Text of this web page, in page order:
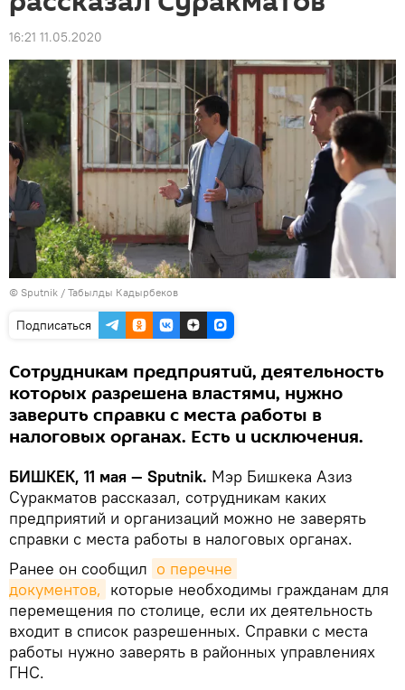
16:21 11.05.2020
© Sputnik / Табылды Кадырбеков
Подписаться
Сотрудникам предприятий, деятельность
которых разрешена властями, нужно
заверить справки с места работы в
налоговых органах. Есть и исключения.
БИШКЕК, 11 мая — Sputnik. Мэр Бишкека Азиз
Суракматов рассказал, сотрудникам каких
предприятий и организаций можно не заверять
справки с места работы в налоговых органах.
Ранее он сообщил о перечне
документов, которые необходимы гражданам для
перемещения по столице, если их деятельность
входит в список разрешенных. Справки с места
работы нужно заверять в районных управлениях
ГНС.